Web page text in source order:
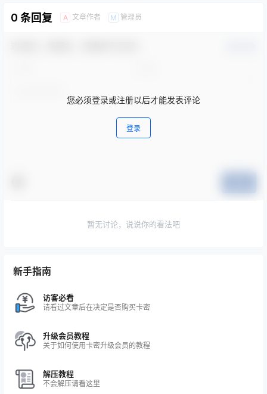
0 条回复 A 文章作者 M 管理员
您必须登录或注册以后才能发表评论
登录
暂无讨论，说说你的看法吧
新手指南
访客必看
请看过文章后在决定是否购买卡密
升级会员教程
关于如何使用卡密升级会员的教程
解压教程
不会解压请看这里